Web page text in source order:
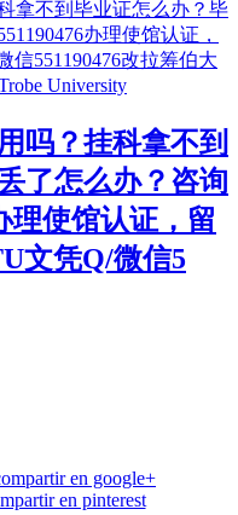
吗？挂科拿不到
了怎么办？咨询
理使馆认证，留
文凭Q/微信5